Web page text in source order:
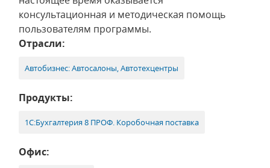
консультационная и методическая помощь
пользователям программы.
Отрасли:
Автобизнес: Автосалоны, Автотехцентры
Продукты:
1С:Бухгалтерия 8 ПРОФ. Коробочная поставка
Офис: